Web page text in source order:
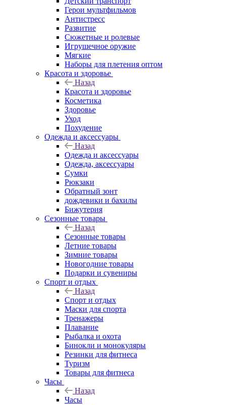
Герои мультфильмов
Антистресс
Развитие
Сюжетные и ролевые
Игрушечное оружие
Мягкие
Наборы для плетения оптом
Красота и здоровье
Назад
Красота и здоровье
Косметика
Здоровье
Уход
Похудение
Одежда и аксессуары
Назад
Одежда и аксессуары
Одежда, аксессуары
Сумки
Рюкзаки
Обратный зонт
дождевики и бахилы
Бижутерия
Сезонные товары
Назад
Сезонные товары
Летние товары
Зимние товары
Новогодние товары
Подарки и сувениры
Спорт и отдых
Назад
Спорт и отдых
Маски для спорта
Тренажеры
Плавание
Рыбалка и охота
Бинокли и монокуляры
Резинки для фитнеса
Туризм
Товары для фитнеса
Часы
Назад
Часы